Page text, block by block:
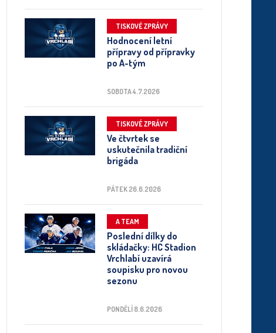
TISKOVÉ ZPRÁVY
Hodnocení letní
přípravy od přípravky
po A-tým
SOBOTA 4.7.2026
TISKOVÉ ZPRÁVY
Ve čtvrtek se
uskutečnila tradiční
brigáda
PÁTEK 26.6.2026
A TEAM
Poslední dílky do
skládačky: HC Stadion
Vrchlabí uzavírá
soupisku pro novou
sezonu
PONDĚLÍ 8.6.2026